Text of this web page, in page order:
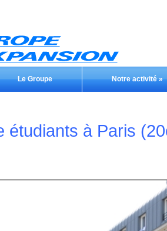
Le Groupe Notre activité»
étudiants à Paris